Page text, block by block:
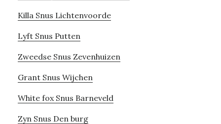
Killa Snus Lichtenvoorde
Lyft Snus Putten
Zweedse Snus Zevenhuizen
Grant Snus Wijchen
White fox Snus Barneveld
Zyn Snus Den burg